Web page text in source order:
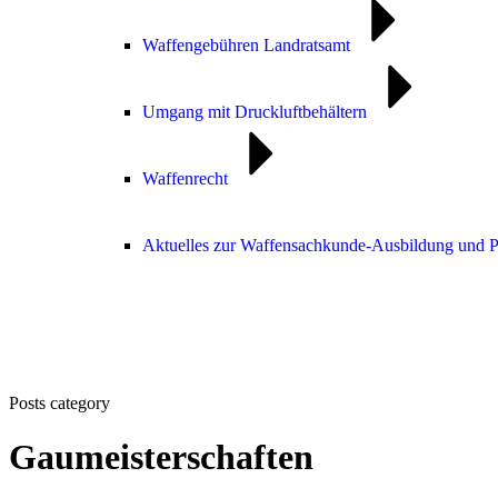
Waffengebühren Landratsamt
Umgang mit Druckluftbehältern
Waffenrecht
Aktuelles zur Waffensachkunde-Ausbildung und
Posts category
Gaumeisterschaften